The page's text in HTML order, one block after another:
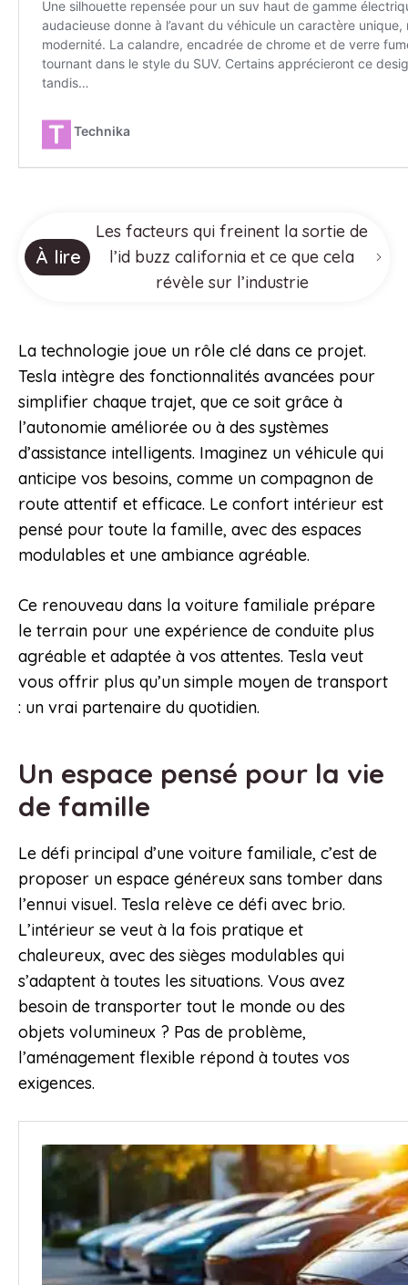
À lire
Les facteurs qui freinent la sortie de
l’id buzz california et ce que cela
révèle sur l’industrie
La technologie joue un rôle clé dans ce projet.
Tesla intègre des fonctionnalités avancées pour
simplifier chaque trajet, que ce soit grâce à
l’autonomie améliorée ou à des systèmes
d’assistance intelligents. Imaginez un véhicule qui
anticipe vos besoins, comme un compagnon de
route attentif et efficace. Le confort intérieur est
pensé pour toute la famille, avec des espaces
modulables et une ambiance agréable.
Ce renouveau dans la voiture familiale prépare
le terrain pour une expérience de conduite plus
agréable et adaptée à vos attentes. Tesla veut
vous offrir plus qu’un simple moyen de transport
: un vrai partenaire du quotidien.
Un espace pensé pour la vie
de famille
Le défi principal d’une voiture familiale, c’est de
proposer un espace généreux sans tomber dans
l’ennui visuel. Tesla relève ce défi avec brio.
L’intérieur se veut à la fois pratique et
chaleureux, avec des sièges modulables qui
s’adaptent à toutes les situations. Vous avez
besoin de transporter tout le monde ou des
objets volumineux ? Pas de problème,
l’aménagement flexible répond à toutes vos
exigences.